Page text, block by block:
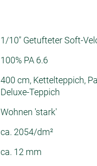
1/10" Getufteter Soft-
100% PA 6.6
400 cm, Kettelteppich,
Deluxe-Teppich
Wohnen 'stark'
ca. 2054/dm²
ca. 12 mm